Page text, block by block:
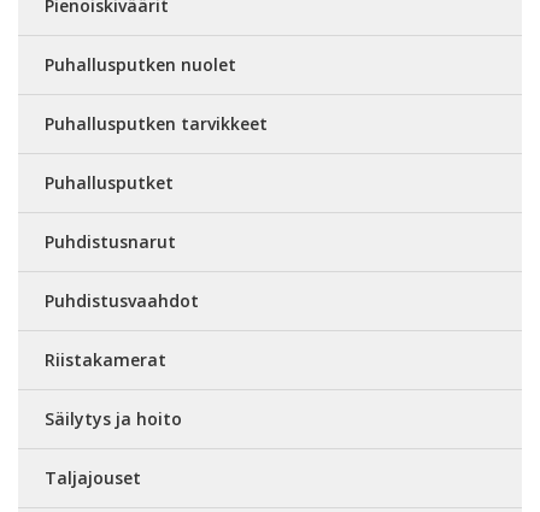
Pienoiskiväärit
Puhallusputken nuolet
Puhallusputken tarvikkeet
Puhallusputket
Puhdistusnarut
Puhdistusvaahdot
Riistakamerat
Säilytys ja hoito
Taljajouset